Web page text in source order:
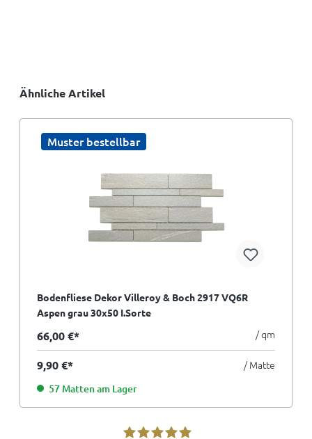
Ähnliche Artikel
Muster bestellbar
Bodenfliese Dekor Villeroy & Boch 2917 VQ6R
Aspen grau 30x50 I.Sorte
66,00 €* / qm
9,90 €* / Matte
57 Matten am Lager